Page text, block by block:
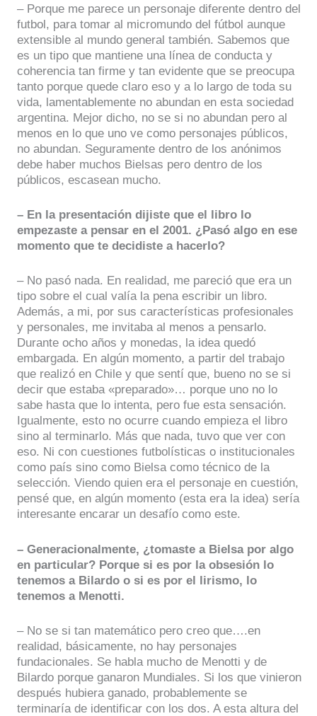
– Porque me parece un personaje diferente dentro del
futbol, para tomar al micromundo del fútbol aunque
extensible al mundo general también. Sabemos que
es un tipo que mantiene una línea de conducta y
coherencia tan firme y tan evidente que se preocupa
tanto porque quede claro eso y a lo largo de toda su
vida, lamentablemente no abundan en esta sociedad
argentina. Mejor dicho, no se si no abundan pero al
menos en lo que uno ve como personajes públicos,
no abundan. Seguramente dentro de los anónimos
debe haber muchos Bielsas pero dentro de los
públicos, escasean mucho.
– En la presentación dijiste que el libro lo
empezaste a pensar en el 2001. ¿Pasó algo en ese
momento que te decidiste a hacerlo?
– No pasó nada. En realidad, me pareció que era un
tipo sobre el cual valía la pena escribir un libro.
Además, a mi, por sus características profesionales
y personales, me invitaba al menos a pensarlo.
Durante ocho años y monedas, la idea quedó
embargada. En algún momento, a partir del trabajo
que realizó en Chile y que sentí que, bueno no se si
decir que estaba «preparado»… porque uno no lo
sabe hasta que lo intenta, pero fue esta sensación.
Igualmente, esto no ocurre cuando empieza el libro
sino al terminarlo. Más que nada, tuvo que ver con
eso. Ni con cuestiones futbolísticas o institucionales
como país sino como Bielsa como técnico de la
selección. Viendo quien era el personaje en cuestión,
pensé que, en algún momento (esta era la idea) sería
interesante encarar un desafío como este.
– Generacionalmente, ¿tomaste a Bielsa por algo
en particular? Porque si es por la obsesión lo
tenemos a Bilardo o si es por el lirismo, lo
tenemos a Menotti.
– No se si tan matemático pero creo que….en
realidad, básicamente, no hay personajes
fundacionales. Se habla mucho de Menotti y de
Bilardo porque ganaron Mundiales. Si los que vinieron
después hubiera ganado, probablemente se
terminaría de identificar con los dos. A esta altura del